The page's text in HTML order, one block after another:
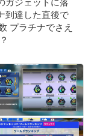
ガジェットに落
到達した直後で
プラチナでさえ